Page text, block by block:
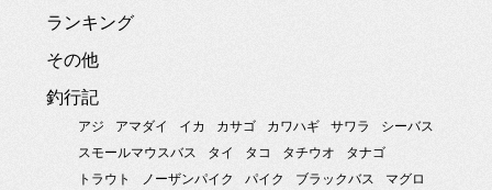
ランキング
その他
釣行記
アジ アマダイ イカ カサゴ カワハギ サワラ
シーバス
スモールマウスバス
タイ タコ タチウオ
タナゴ
トラウト
ノーザンパイク パイク ブラックバス
マグロ